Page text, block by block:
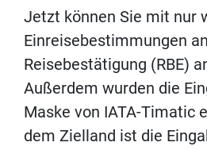
Jetzt können Sie mit nur
Einreisebestimmungen
Reisebestätigung (RBE)
Außerdem wurden die
Maske von IATA-Timatic
dem Zielland ist die